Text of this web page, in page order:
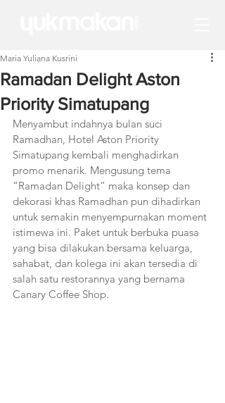
Ramadan Delight Aston
Priority Simatupang
Maria Yuliana Kusrini
Menyambut indahnya bulan suci
Ramadhan, Hotel Aston Priority
Simatupang kembali menghadirkan
promo menarik. Mengusung tema
“Ramadan Delight” maka konsep dan
dekorasi khas Ramadhan pun dihadirkan
untuk semakin menyempurnakan moment
istimewa ini. Paket untuk berbuka puasa
yang bisa dilakukan bersama keluarga,
sahabat, dan kolega ini akan tersedia di
salah satu restorannya yang bernama
Canary Coffee Shop.